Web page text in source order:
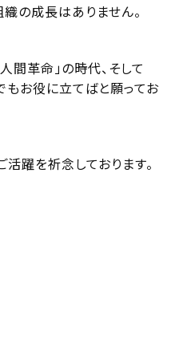
織の成長はありません。
間革命」の時代、そして
もお役に立てばと願ってお
躍を祈念しております。